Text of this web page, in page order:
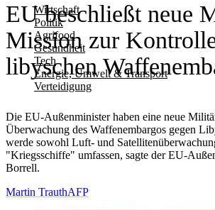
Wirtschaft
Politik
Agrifood
Gesundheit
Tech
Energie, Umwelt & Transport
Verteidigung
EU beschließt neue
Mission zur
libyschen
Die EU-Außenminister haben eine neue
Überwachung des Waffenembargos gegen
werde sowohl Luft- und
"Kriegsschiffe" umfassen, sagte der EU-
Borrell.
Martin TrauthAFP